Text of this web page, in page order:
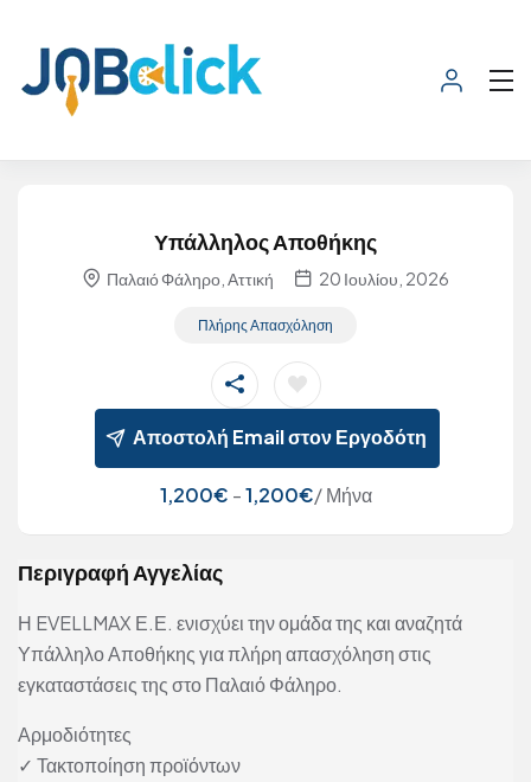
Υπάλληλος Αποθήκης
Παλαιό Φάληρο, Αττική 20 Ιουλίου, 2026
Πλήρης Απασχόληση
Αποστολή Email στον Εργοδότη
1,200€ -1,200€/ Μήνα
Περιγραφή Αγγελίας
Η EVELLMAX Ε.Ε. ενισχύει την ομάδα της και αναζητά
Υπάλληλο Αποθήκης για πλήρη απασχόληση στις
εγκαταστάσεις της στο Παλαιό Φάληρο.
Αρμοδιότητες
✓ Τακτοποίηση προϊόντων